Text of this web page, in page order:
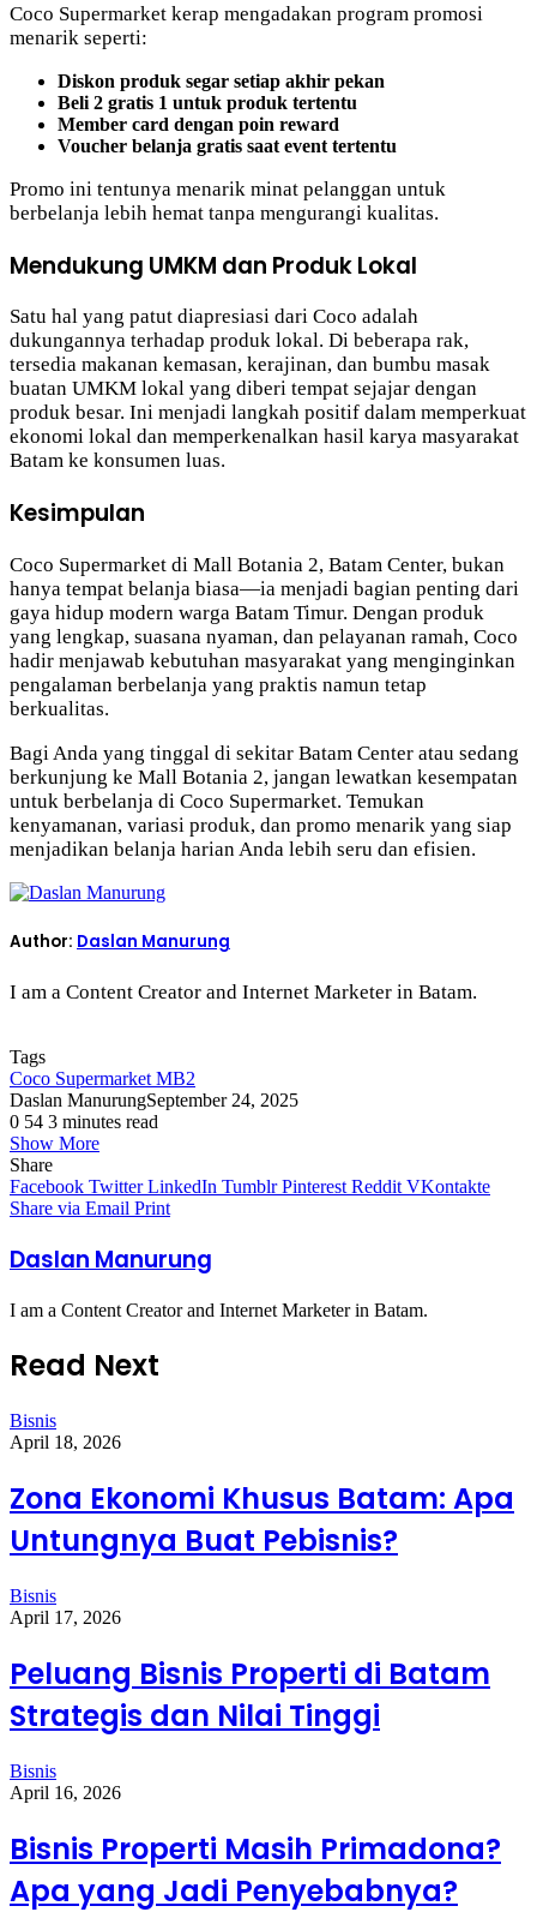
Coco Supermarket kerap mengadakan program promosi
menarik seperti:
Diskon produk segar setiap akhir pekan
Beli 2 gratis 1 untuk produk tertentu
Member card dengan poin reward
Voucher belanja gratis saat event tertentu
Promo ini tentunya menarik minat pelanggan untuk
berbelanja lebih hemat tanpa mengurangi kualitas.
Mendukung UMKM dan Produk Lokal
Satu hal yang patut diapresiasi dari Coco adalah
dukungannya terhadap produk lokal. Di beberapa rak,
tersedia makanan kemasan, kerajinan, dan bumbu masak
buatan UMKM lokal yang diberi tempat sejajar dengan
produk besar. Ini menjadi langkah positif dalam memperkuat
ekonomi lokal dan memperkenalkan hasil karya masyarakat
Batam ke konsumen luas.
Kesimpulan
Coco Supermarket di Mall Botania 2, Batam Center, bukan
hanya tempat belanja biasa—ia menjadi bagian penting dari
gaya hidup modern warga Batam Timur. Dengan produk
yang lengkap, suasana nyaman, dan pelayanan ramah, Coco
hadir menjawab kebutuhan masyarakat yang menginginkan
pengalaman berbelanja yang praktis namun tetap
berkualitas.
Bagi Anda yang tinggal di sekitar Batam Center atau sedang
berkunjung ke Mall Botania 2, jangan lewatkan kesempatan
untuk berbelanja di Coco Supermarket. Temukan
kenyamanan, variasi produk, dan promo menarik yang siap
menjadikan belanja harian Anda lebih seru dan efisien.
Author: Daslan Manurung
I am a Content Creator and Internet Marketer in Batam.
Tags
Coco Supermarket MB2
Daslan ManurungSeptember 24, 2025
0 54 3 minutes read
Show More
Share
Facebook Twitter LinkedIn Tumblr Pinterest Reddit VKontakte
Share via Email Print
Daslan Manurung
I am a Content Creator and Internet Marketer in Batam.
Read Next
Bisnis
April 18, 2026
Zona Ekonomi Khusus Batam: Apa
Untungnya Buat Pebisnis?
Bisnis
April 17, 2026
Peluang Bisnis Properti di Batam
Strategis dan Nilai Tinggi
Bisnis
April 16, 2026
Bisnis Properti Masih Primadona?
Apa yang Jadi Penyebabnya?